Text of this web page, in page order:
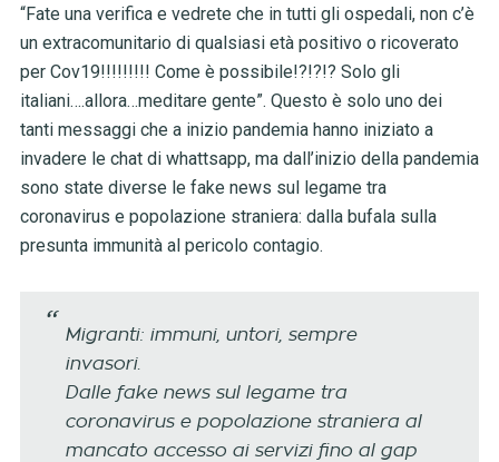
“Fate una verifica e vedrete che in tutti gli ospedali, non c’è
un extracomunitario di qualsiasi età positivo o ricoverato
per Cov19!!!!!!!!! Come è possibile!?!?!? Solo gli
italiani….allora…meditare gente”. Questo è solo uno dei
tanti messaggi che a inizio pandemia hanno iniziato a
invadere le chat di whattsapp, ma dall’inizio della pandemia
sono state diverse le fake news sul legame tra
coronavirus e popolazione straniera: dalla bufala sulla
presunta immunità al pericolo contagio.
Migranti: immuni, untori, sempre
invasori.
Dalle fake news sul legame tra
coronavirus e popolazione straniera al
mancato accesso ai servizi fino al gap